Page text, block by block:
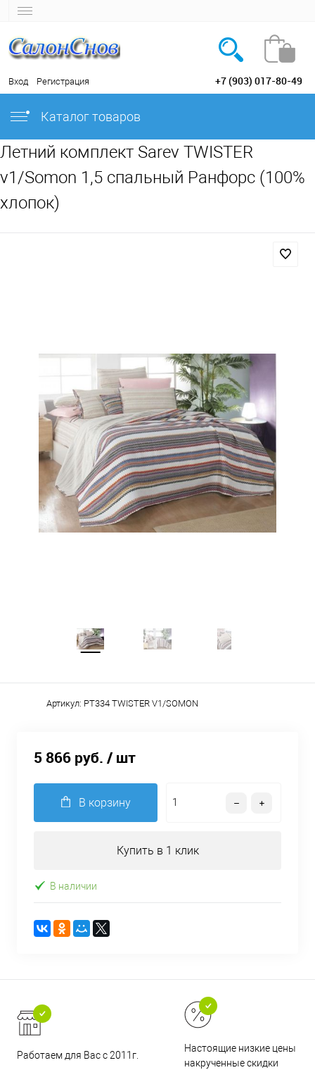
Вход Регистрация +7 (903) 017-80-49
Каталог товаров
Летний комплект Sarev TWISTER
v1/Somon 1,5 спальный Ранфорс (100%
хлопок)
Артикул: PT334 TWISTER V1/SOMON
5 866 руб. / шт
В корзину
Купить в 1 клик
В наличии
Работаем для Вас с 2011г.
Настоящие низкие цены и
накрученные скидки